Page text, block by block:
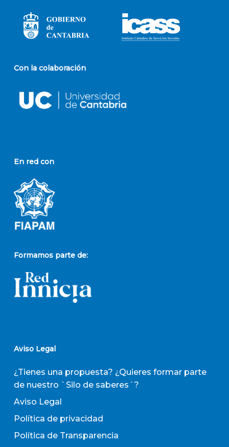
Con la colaboración
En red con
Formamos parte de:
Aviso Legal
¿Tienes una propuesta? ¿Quieres formar parte
de nuestro `Silo de saberes´?
Aviso Legal
Política de privacidad
Política de Transparencia